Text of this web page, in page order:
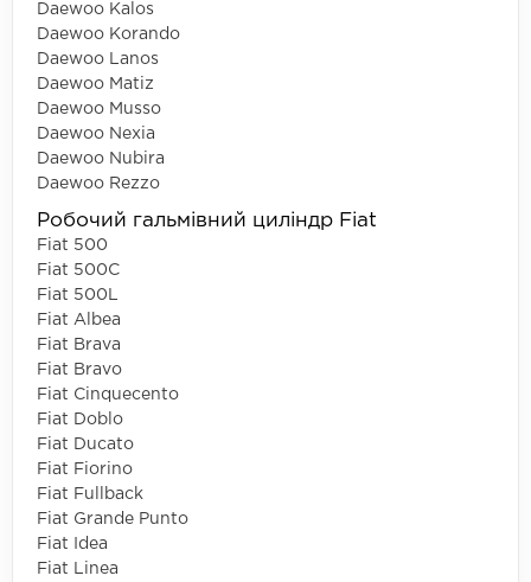
Daewoo Kalos
Daewoo Korando
Daewoo Lanos
Daewoo Matiz
Daewoo Musso
Daewoo Nexia
Daewoo Nubira
Daewoo Rezzo
Робочий гальмівний циліндр Fiat
Fiat 500
Fiat 500C
Fiat 500L
Fiat Albea
Fiat Brava
Fiat Bravo
Fiat Cinquecento
Fiat Doblo
Fiat Ducato
Fiat Fiorino
Fiat Fullback
Fiat Grande Punto
Fiat Idea
Fiat Linea